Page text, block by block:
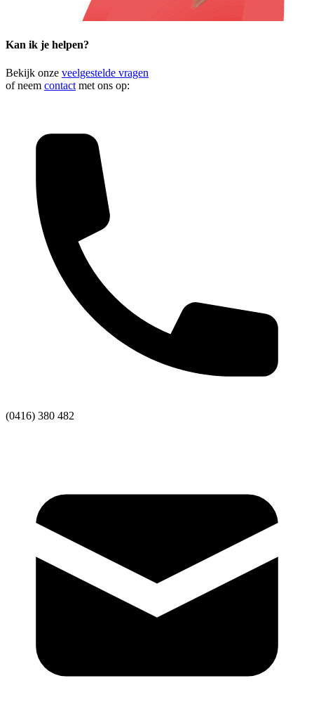
Kan ik je helpen?
Bekijk onze veelgestelde vragen
of neem contact met ons op:
(0416) 380 482